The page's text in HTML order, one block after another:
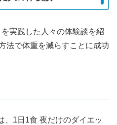
実践した人々の体験談を紹
法で体重を減らすことに成功
、1日1食 夜だけのダイエッ